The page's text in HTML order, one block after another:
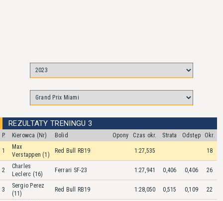
REZULTATY TRENINGU 3
P. Kierowca (Nr) Bolid Opony Czas okr. Strata Odstęp Okr.
1
Max
Verstappen (1)
Red Bull RB19 1:27,535 18
2
Charles
Leclerc (16)
Ferrari SF-23 1:27,941 0,406 0,406 26
3
Sergio Perez
(11)
Red Bull RB19 1:28,050 0,515 0,109 22